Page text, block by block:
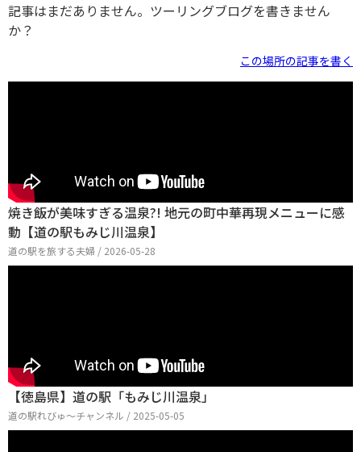
記事はまだありません。ツーリングブログを書きません
か？
この場所の記事を書く
焼き飯が美味すぎる温泉?! 地元の町中華再現メニューに感
動【道の駅もみじ川温泉】
道の駅を旅する夫婦 / 2026-05-28
【徳島県】道の駅「もみじ川温泉」
道の駅れびゅ〜チャンネル / 2025-05-05